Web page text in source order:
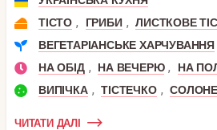
ТІСТО , ГРИБИ , ЛИСТКОВЕ
ВЕГЕТАРІАНСЬКЕ ХАРЧУВАННЯ
НА ОБІД , НА ВЕЧЕРЮ , НА
ВИПІЧКА , ТІСТЕЧКО , СОЛОНЕ
ЧИТАТИ ДАЛІ